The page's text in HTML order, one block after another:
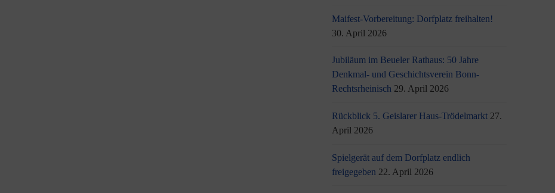
Maifest-Vorbereitung: Dorfplatz freihalten!
30. April 2026
Jubiläum im Beueler Rathaus: 50 Jahre
Denkmal- und Geschichtsverein Bonn-
Rechtsrheinisch 29. April 2026
Rückblick 5. Geislarer Haus-Trödelmarkt 27.
April 2026
Spielgerät auf dem Dorfplatz endlich
freigegeben 22. April 2026